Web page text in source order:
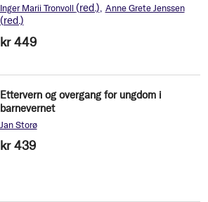
Inger Marii Tronvoll (red.) Anne Grete Jenssen
(red.)
kr 449
Ettervern og overgang for ungdom i
barnevernet
Jan Storø
kr 439